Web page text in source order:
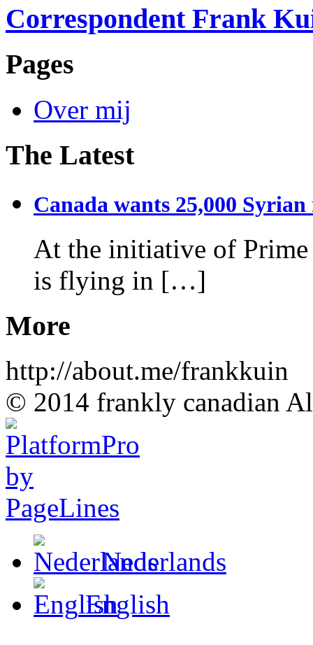
Correspondent Frank
Pages
Over mij
The Latest
Canada wants 25,000 Syrian
At the initiative of Prime
is flying in […]
More
http://about.me/frankkuin
© 2014 frankly canadian
Nederlands
English